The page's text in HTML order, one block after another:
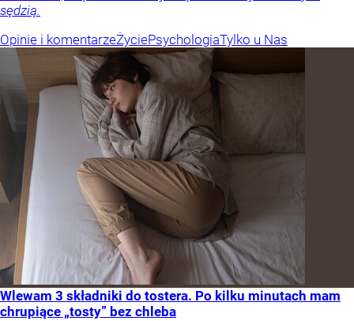
sędzią.
Opinie i komentarzeŻyciePsychologiaTylko u Nas
Wlewam 3 składniki do tostera. Po kilku minutach mam
chrupiące „tosty” bez chleba